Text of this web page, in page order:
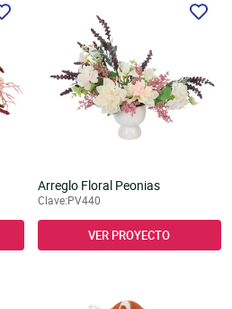
Arreglo Floral Peonias
Clave:PV440
VER PROYECTO